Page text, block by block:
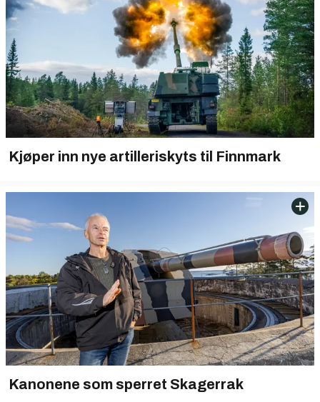
Kjøper inn nye artilleriskyts til Finnmark
Kanonene som sperret Skagerrak